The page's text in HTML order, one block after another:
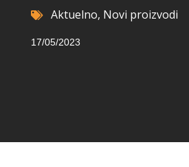
Aktuelno, Novi proizvodi
17/05/2023